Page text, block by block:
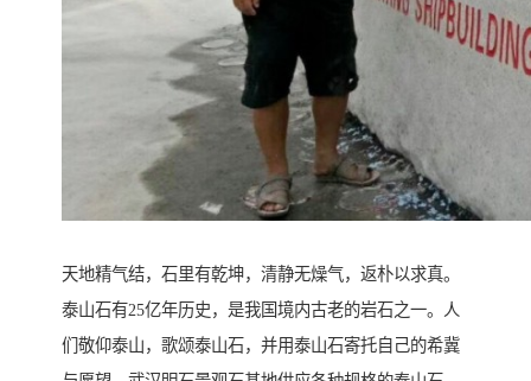
天地精气结，石里有乾坤，清静无燥气，返朴以求真。
泰山石有25亿年历史，是我国境内古老的岩石之一。人
们敬仰泰山，歌颂泰山石，并用泰山石寄托自己的希冀